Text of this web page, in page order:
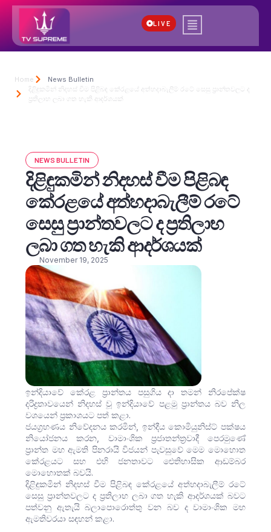
LIVE
Home
News Bulletin
දිළිඳුකමින් නිදහස් වීම පිළිබඳ කේරළයේ අත්හදාබැලීම් රටේ සෙසු ප්‍රාන්තවලට ද
ප්‍රතිලාභ ලබා ගත හැකි ආදර්ශයක්
NEWS BULLETIN
දිළිඳුකමින් නිදහස් වීම පිළිබඳ
කේරළයේ අත්හදාබැලීම් රටේ
සෙසු ප්‍රාන්තවලට ද ප්‍රතිලාභ
ලබා ගත හැකි ආදර්ශයක්
November 19, 2025
ඉන්දියාවේ කේරළ ප්‍රාන්තය පසුගිය දා තමන් නිරපේක්ෂ
දරිද්‍රතාවයෙන් නිදහස් වූ ඉන්දියාවේ පළමු ප්‍රාන්තය බව නිල
වශයෙන් ප්‍රකාශයට පත් කළා.
ජයග්‍රහණය නිවේදනය කරමින්, ඉන්දීය කොමියුනිස්ට් පක්ෂය
නියෝජනය කරන, වාමාංශික ප්‍රජාතන්ත්‍රවාදී පෙරමුණේ
ප්‍රාන්ත මහ ඇමති පිනරායි විජයන් පැවසුවේ මෙම මොහොත
කේරළයට සහ එහි ජනතාවට ඓතිහාසික ආඩම්බර
මොහොතක් බවයි.
දිළිඳුකමින් නිදහස් වීම පිළිබඳ කේරළයේ අත්හදාබැලීම් රටේ
සෙසු ප්‍රාන්තවලට ද ප්‍රතිලාභ ලබා ගත හැකි ආදර්ශයක් බවට
පත්වනු ඇතැයි බලාපොරොත්තු වන බව ද වාමාංශික මහ
ඇමතිවරයා සඳහන් කළා.